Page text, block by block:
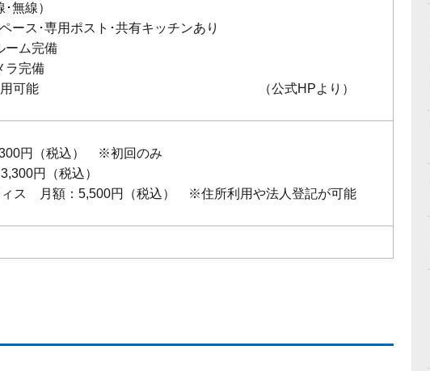
無線）
ース･専用ポスト･共有キッチンあり
ーム完備
ラ完備
1ヶ月〜利用可能
（公式HPより）
円（税込） ※初回のみ
円（税込）
ィス 月額：5,500円（税込） ※住所利用や法人登記が可能